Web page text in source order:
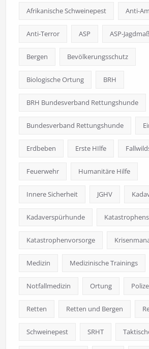
Afrikanische Schweinepest Anti-
Anti-Terror ASP ASP-
Bergen Bevölkerungsschutz
Biologische Ortung BRH
BRH Bundesverband Rettungshunde
Bundesverband Rettungshunde
Erdbeben Erste HIlfe
Feuerwehr Humanitäre Hilfe
Innere Sicherheit JGHV
Kadaverspürhunde
Katastrophenvorsorge
Medizin Medizinische Trainings
Notfallmedizin Ortung
Retten Retten und Bergen
Schweinepest SRHT